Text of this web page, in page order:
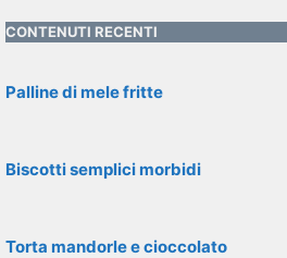
CONTENUTI RECENTI
Palline di mele fritte
Biscotti semplici morbidi
Torta mandorle e cioccolato